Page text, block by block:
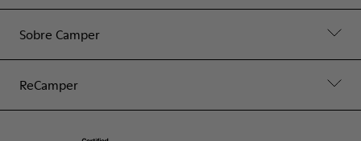
Sobre Camper
ReCamper